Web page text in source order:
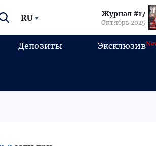
RU Журнал #17
Октябрь 2025
Депозиты Эксклюзив